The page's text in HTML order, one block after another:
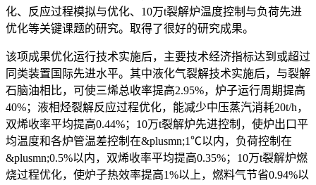
化、反应过程模拟与优化、10万t裂解炉温度控制与负荷先进
优化等关键课题的研究。取得了很好的研究成果。
该项成果优化运行技术实施后，主要技术经济指标达到或超过
同类装置国际先进水平。其中液化气裂解技术实施后，与裂解
石脑油相比，可使三烯总收率提高2.95%，炉子运行周期提高
40%；液相烃裂解反应过程优化，能减少中压蒸汽消耗20t/h，
双烯收率平均提高0.44%；10万t裂解炉先进控制，使炉出口平
均温度和各炉管温差控制在&plusmn;1℃以内，负荷控制在
&plusmn;0.5%以内，双烯收率平均提高0.35%；10万t裂解炉燃
烧过程优化，使炉子热效率提高1%以上，燃料气节省0.94%以